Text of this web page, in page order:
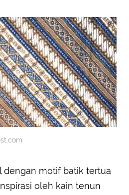
dengan motif batik tertua
oleh kain tenun